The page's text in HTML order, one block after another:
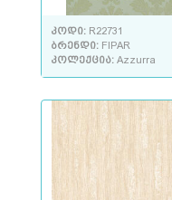
კოდი: R22731
ბრენდი: FIPAR
კოლექცია: Azzurra